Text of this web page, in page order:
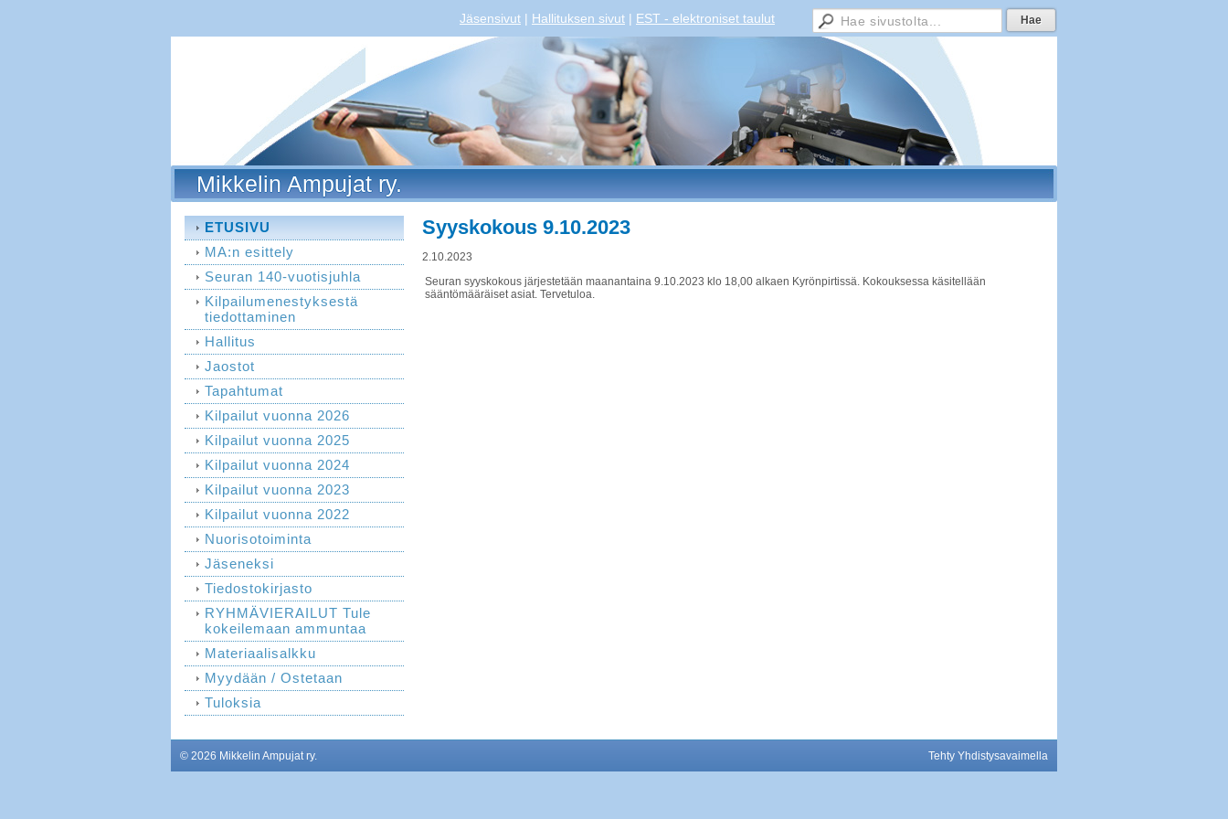
Jäsensivut | Hallituksen sivut | EST - elektroniset taulut
Mikkelin Ampujat ry.
Syyskokous 9.10.2023
2.10.2023
Seuran syyskokous järjestetään maanantaina 9.10.2023 klo 18,00 alkaen Kyrönpirtissä. Kokouksessa käsitellään
sääntömääräiset asiat. Tervetuloa.
ETUSIVU
MA:n esittely
Seuran 140-vuotisjuhla
Kilpailumenestyksestä
tiedottaminen
Hallitus
Jaostot
Tapahtumat
Kilpailut vuonna 2026
Kilpailut vuonna 2025
Kilpailut vuonna 2024
Kilpailut vuonna 2023
Kilpailut vuonna 2022
Nuorisotoiminta
Jäseneksi
Tiedostokirjasto
RYHMÄVIERAILUT Tule
kokeilemaan ammuntaa
Materiaalisalkku
Myydään / Ostetaan
Tuloksia
Tehty Yhdistysavaimella
© 2026 Mikkelin Ampujat ry.